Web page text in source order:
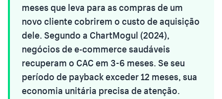
meses que leva para as compras de um
novo cliente cobrirem o custo de aquisição
dele. Segundo a ChartMogul (2024),
negócios de e-commerce saudáveis
recuperam o CAC em 3-6 meses. Se seu
período de payback exceder 12 meses, sua
economia unitária precisa de atenção.